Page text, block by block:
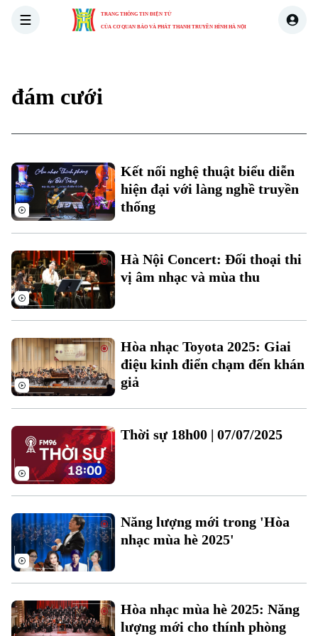
TRANG THÔNG TIN ĐIỆN TỬ
CỦA CƠ QUAN BÁO VÀ PHÁT THANH TRUYỀN HÌNH HÀ NỘI
Xu hướng
Chuyên mục
Thời sự
Hà Nội
Chính trị
Xã hội
An ninh trật tự
Hà Nội
Người Hà Nội
Khoảnh khắc Hà Nội
Thế giới
Tin tức
Hồ sơ
Người Việt 4 phương
Kinh tế
Cafe sáng
Tài chính Ngân hàng
Doanh nghiệp
Tin tức
Đầu tư
Căn hộ
Tàu và Xe
Ô tô
Tàu
Giáo dục
Tin tức
Văn hóa
đám cưới
Kết nối nghệ thuật biểu diễn
hiện đại với làng nghề truyền
thống
Hà Nội Concert: Đối thoại thi
vị âm nhạc và mùa thu
Hòa nhạc Toyota 2025: Giai
điệu kinh điển chạm đến khán
giả
Thời sự 18h00 | 07/07/2025
Năng lượng mới trong 'Hòa
nhạc mùa hè 2025'
Hòa nhạc mùa hè 2025: Năng
lượng mới cho thính phòng